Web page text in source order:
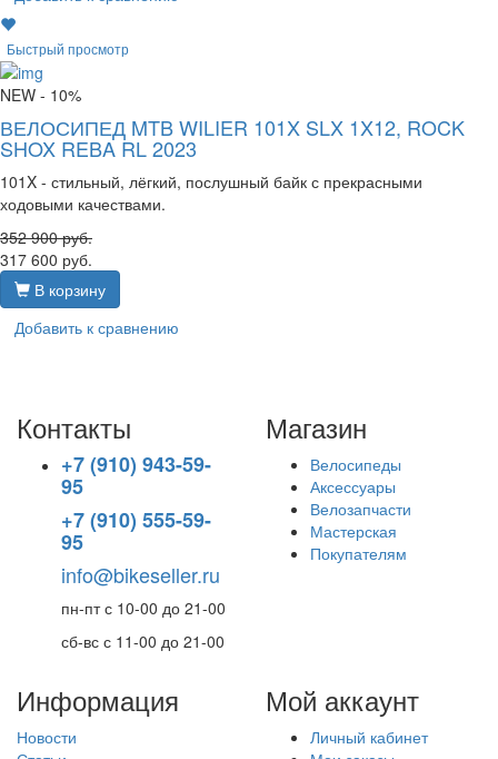
Быстрый просмотр
NEW - 10%
ВЕЛОСИПЕД MTB WILIER 101X SLX 1X12, ROCK
SHOX REBA RL 2023
101X - стильный, лёгкий, послушный байк с прекрасными
ходовыми качествами.
352 900руб.
317 600 руб.
В корзину
Добавить к сравнению
Контакты
+7 (910) 943-59-
95
+7 (910) 555-59-
95
info@bikeseller.ru
пн-пт с 10-00 до 21-00
сб-вс с 11-00 до 21-00
Магазин
Велосипеды
Аксессуары
Велозапчасти
Мастерская
Покупателям
Информация
Новости
Мой аккаунт
Личный кабинет